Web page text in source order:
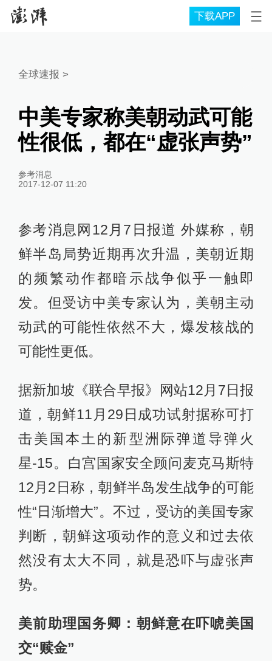
下载APP
全球速报 >
中美专家称美朝动武可能
性很低，都在“虚张声势”
参考消息
2017-12-07 11:20
参考消息网12月7日报道 外媒称，朝
鲜半岛局势近期再次升温，美朝近期
的频繁动作都暗示战争似乎一触即
发。但受访中美专家认为，美朝主动
动武的可能性依然不大，爆发核战的
可能性更低。
据新加坡《联合早报》网站12月7日报
道，朝鲜11月29日成功试射据称可打
击美国本土的新型洲际弹道导弹火
星-15。白宫国家安全顾问麦克马斯特
12月2日称，朝鲜半岛发生战争的可能
性“日渐增大”。不过，受访的美国专家
判断，朝鲜这项动作的意义和过去依
然没有太大不同，就是恐吓与虚张声
势。
美前助理国务卿：朝鲜意在吓唬美国
交“赎金”